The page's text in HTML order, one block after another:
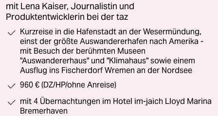
mit Lena Kaiser, Journalistin und
Produktentwicklerin bei der taz
Kurzreise in die Hafenstadt an der Wesermündung,
einst der größte Auswandererhafen nach Amerika -
mit Besuch der berühmten Museen
"Auswandererhaus" und "Klimahaus" sowie einem
Ausflug ins Fischerdorf Wremen an der Nordsee
960 € (DZ/HP/ohne Anreise)
mit 4 Übernachtungen im Hotel im-jaich Lloyd Marina
Bremerhaven